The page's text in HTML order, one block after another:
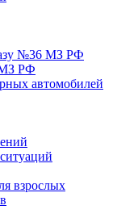
№36 МЗ РФ
МЗ РФ
автомобилей
взрослых